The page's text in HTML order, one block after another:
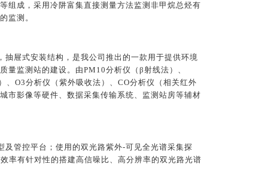
组成，采用冷阱富集直接测量方法监测非甲烷总烃有
监测。
屉式安装结构，是我公司推出的一款用于提供环境
量监测站的建设。由PM10分析仪（β射线法）、
、O3分析仪（紫外吸收法）、CO分析仪（相关红外
市影像等硬件、数据采集传输系统、监测站房等辅材
管控平台；使用的双光路紫外-可见全光谱采集探
率有针对性的搭建高信噪比、高分辨率的双光路光谱